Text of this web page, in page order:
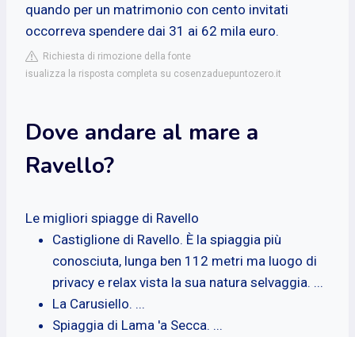
quando per un matrimonio con cento invitati
occorreva spendere dai 31 ai 62 mila euro.
Richiesta di rimozione della fonte
isualizza la risposta completa su cosenzaduepuntozero.it
Dove andare al mare a
Ravello?
Le migliori spiagge di Ravello
Castiglione di Ravello. È la spiaggia più
conosciuta, lunga ben 112 metri ma luogo di
privacy e relax vista la sua natura selvaggia. ...
La Carusiello. ...
Spiaggia di Lama 'a Secca. ...